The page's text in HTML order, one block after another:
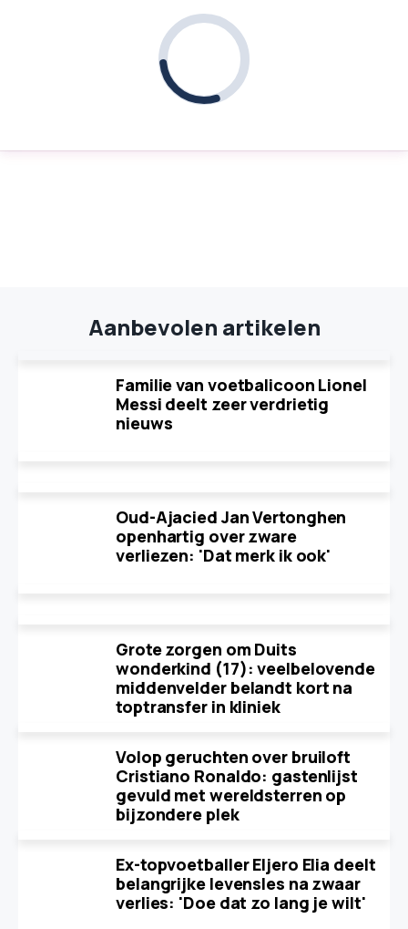
Aanbevolen artikelen
Familie van voetbalicoon Lionel
Messi deelt zeer verdrietig
nieuws
Oud-Ajacied Jan Vertonghen
openhartig over zware
verliezen: 'Dat merk ik ook'
Grote zorgen om Duits
wonderkind (17): veelbelovende
middenvelder belandt kort na
toptransfer in kliniek
Volop geruchten over bruiloft
Cristiano Ronaldo: gastenlijst
gevuld met wereldsterren op
bijzondere plek
Ex-topvoetballer Eljero Elia deelt
belangrijke levensles na zwaar
verlies: 'Doe dat zo lang je wilt'